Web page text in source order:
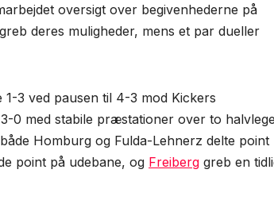
oversigt over begivenhederne på
deres muligheder, mens et par dueller
3 ved pausen til 4-3 mod Kickers
0 med stabile præstationer over to
Homburg og Fulda-Lehnerz delte point
point på udebane, og Freiberg greb en